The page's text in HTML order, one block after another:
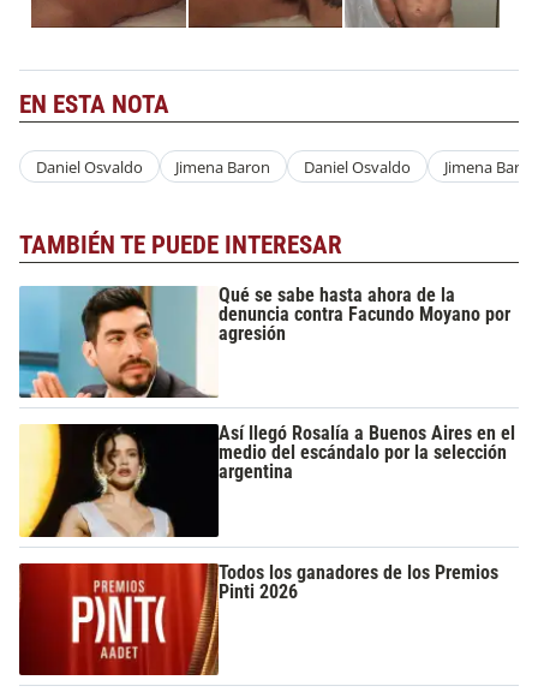
EN ESTA NOTA
Daniel Osvaldo Jimena Baron Daniel Osvaldo Jimena Baron
TAMBIÉN TE PUEDE INTERESAR
Qué se sabe hasta ahora de la
denuncia contra Facundo Moyano por
agresión
Así llegó Rosalía a Buenos Aires en el
medio del escándalo por la selección
argentina
Todos los ganadores de los Premios
Pinti 2026